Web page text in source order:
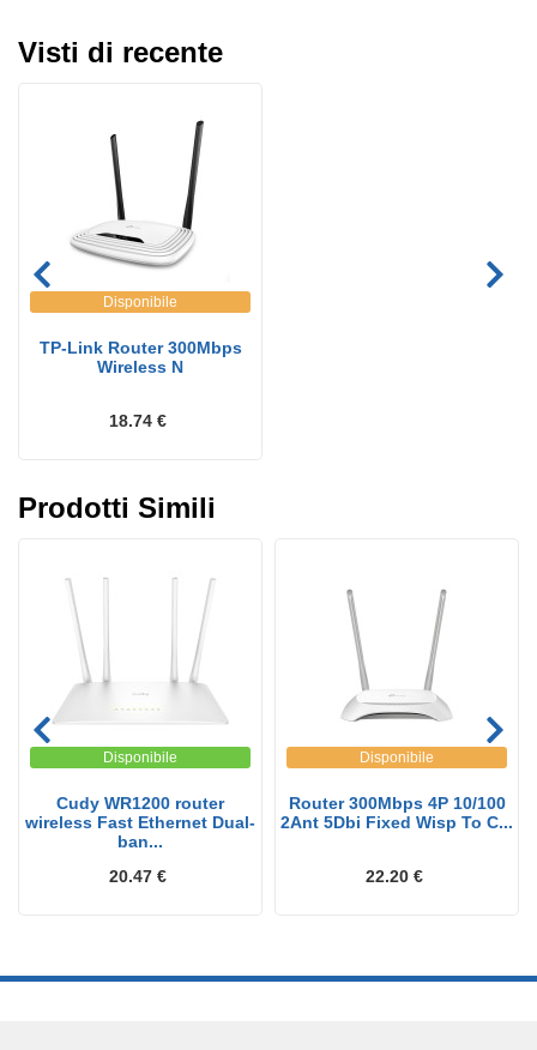
Visti di recente
Disponibile
TP-Link Router 300Mbps
Wireless N
18.74 €
Prodotti Simili
Disponibile
Cudy WR1200 router
wireless Fast Ethernet Dual-
ban...
20.47 €
Disponibile
Router 300Mbps 4P 10/100
2Ant 5Dbi Fixed Wisp To C...
22.20 €